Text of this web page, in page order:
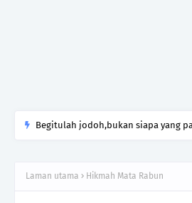
Begitulah jodoh,bukan siapa yang
Laman utama Hikmah Mata Rabun